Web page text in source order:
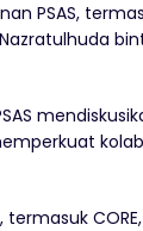
PSAS,
CORE,